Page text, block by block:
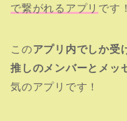
で繋がれるアプリ です！
このアプリ内でしか受
推しのメンバーとメッ
気のアプリです！